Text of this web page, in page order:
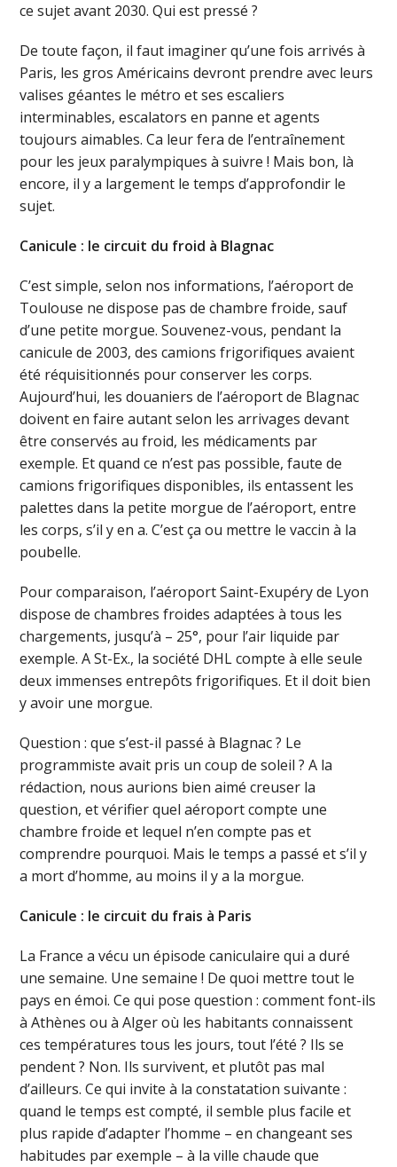
ce sujet avant 2030. Qui est pressé ?
De toute façon, il faut imaginer qu’une fois arrivés à
Paris, les gros Américains devront prendre avec leurs
valises géantes le métro et ses escaliers
interminables, escalators en panne et agents
toujours aimables. Ca leur fera de l’entraînement
pour les jeux paralympiques à suivre ! Mais bon, là
encore, il y a largement le temps d’approfondir le
sujet.
Canicule : le circuit du froid à Blagnac
C’est simple, selon nos informations, l’aéroport de
Toulouse ne dispose pas de chambre froide, sauf
d’une petite morgue. Souvenez-vous, pendant la
canicule de 2003, des camions frigorifiques avaient
été réquisitionnés pour conserver les corps.
Aujourd’hui, les douaniers de l’aéroport de Blagnac
doivent en faire autant selon les arrivages devant
être conservés au froid, les médicaments par
exemple. Et quand ce n’est pas possible, faute de
camions frigorifiques disponibles, ils entassent les
palettes dans la petite morgue de l’aéroport, entre
les corps, s’il y en a. C’est ça ou mettre le vaccin à la
poubelle.
Pour comparaison, l’aéroport Saint-Exupéry de Lyon
dispose de chambres froides adaptées à tous les
chargements, jusqu’à – 25°, pour l’air liquide par
exemple. A St-Ex., la société DHL compte à elle seule
deux immenses entrepôts frigorifiques. Et il doit bien
y avoir une morgue.
Question : que s’est-il passé à Blagnac ? Le
programmiste avait pris un coup de soleil ? A la
rédaction, nous aurions bien aimé creuser la
question, et vérifier quel aéroport compte une
chambre froide et lequel n’en compte pas et
comprendre pourquoi. Mais le temps a passé et s’il y
a mort d’homme, au moins il y a la morgue.
Canicule : le circuit du frais à Paris
La France a vécu un épisode caniculaire qui a duré
une semaine. Une semaine ! De quoi mettre tout le
pays en émoi. Ce qui pose question : comment font-ils
à Athènes ou à Alger où les habitants connaissent
ces températures tous les jours, tout l’été ? Ils se
pendent ? Non. Ils survivent, et plutôt pas mal
d’ailleurs. Ce qui invite à la constatation suivante :
quand le temps est compté, il semble plus facile et
plus rapide d’adapter l’homme – en changeant ses
habitudes par exemple – à la ville chaude que